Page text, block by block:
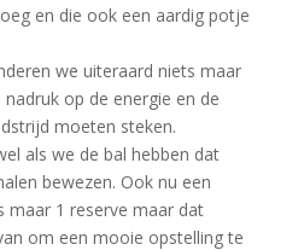
en die ook een aardig potje
we uiteraard niets maar
op de energie en de
moeten steken.
als we de bal hebben dat
bewezen. Ook nu een
maar 1 reserve maar dat
om een mooie opstelling te